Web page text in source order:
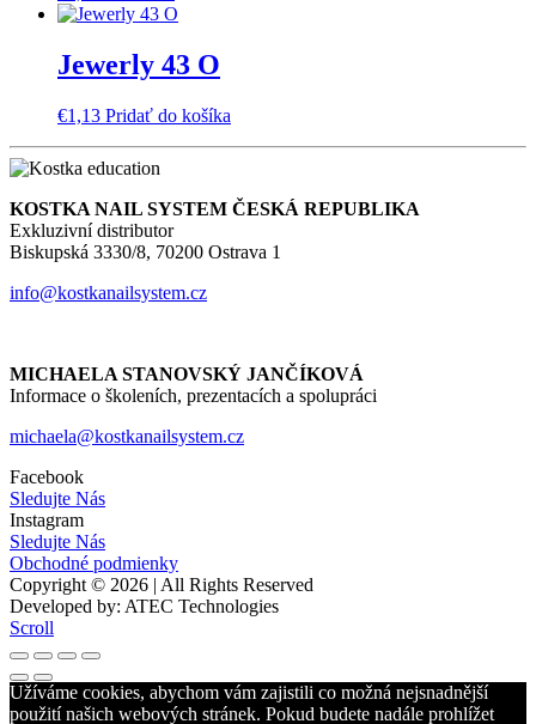
Jewerly 43 O
€1,13 Pridať do košíka
KOSTKA NAIL SYSTEM ČESKÁ REPUBLIKA
Exkluzivní distributor
Biskupská 3330/8, 70200 Ostrava 1
info@kostkanailsystem.cz
MICHAELA STANOVSKÝ JANČÍKOVÁ
Informace o školeních, prezentacích a spolupráci
michaela@kostkanailsystem.cz
Facebook
Sledujte Nás
Instagram
Sledujte Nás
Obchodné podmienky
Copyright © 2026 | All Rights Reserved
Developed by: ATEC Technologies
Scroll
Užíváme cookies, abychom vám zajistili co možná nejsnadnější
použití našich webových stránek. Pokud budete nadále prohlížet